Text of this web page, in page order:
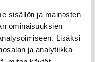
sisällön ja mainosten
ominaisuuksien
Lisäksi
ja analytiikka-